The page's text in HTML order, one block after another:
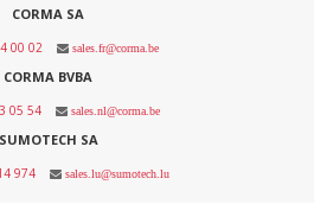
CORMA SA
00 02 sales.fr@corma.be
CORMA BVBA
05 54 sales.nl@corma.be
SUMOTECH SA
974 sales.lu@sumotech.lu